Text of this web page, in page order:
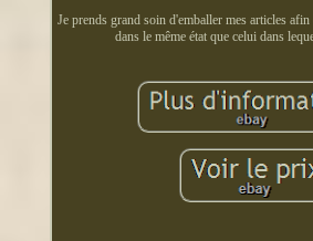
Je prends grand soin d'emballer mes articles
dans le même état que celui dans